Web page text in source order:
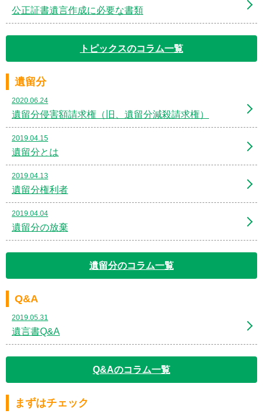
公正証書遺言作成に必要な書類
トピックスのコラム一覧
遺留分
2020.06.24
遺留分侵害額請求権（旧、遺留分減殺請求権）
2019.04.15
遺留分とは
2019.04.13
遺留分権利者
2019.04.04
遺留分の放棄
遺留分のコラム一覧
Q&A
2019.05.31
遺言書Q&A
Q&Aのコラム一覧
まずはチェック